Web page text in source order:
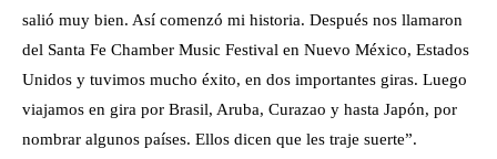
salió muy bien. Así comenzó mi historia. Después nos llamaron
del Santa Fe Chamber Music Festival en Nuevo México, Estados
Unidos y tuvimos mucho éxito, en dos importantes giras. Luego
viajamos en gira por Brasil, Aruba, Curazao y hasta Japón, por
nombrar algunos países. Ellos dicen que les traje suerte”.